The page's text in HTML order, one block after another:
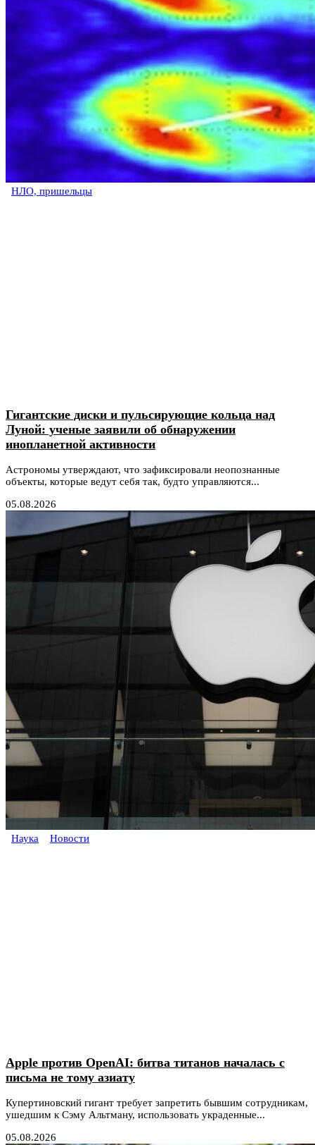
НЛО, пришельцы
Гигантские диски и пульсирующие кольца над
Луной: ученые заявили об обнаружении
инопланетной активности
Астрономы утверждают, что зафиксировали неопознанные
объекты, которые ведут себя так, будто управляются...
05.08.2026
Наука Новости
Apple против OpenAI: битва титанов началась с
письма не тому азиату
Купертиновский гигант требует запретить бывшим сотрудникам,
ушедшим к Сэму Альтману, использовать украденные...
05.08.2026